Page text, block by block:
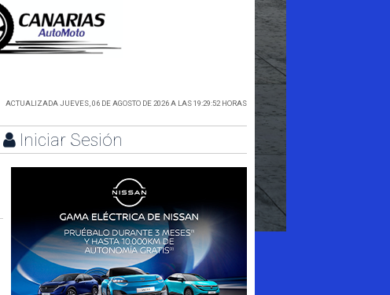
ACTUALIZADA JUEVES, 06 DE AGOSTO DE 2026 A LAS 19:29:52 HORAS
Iniciar Sesión